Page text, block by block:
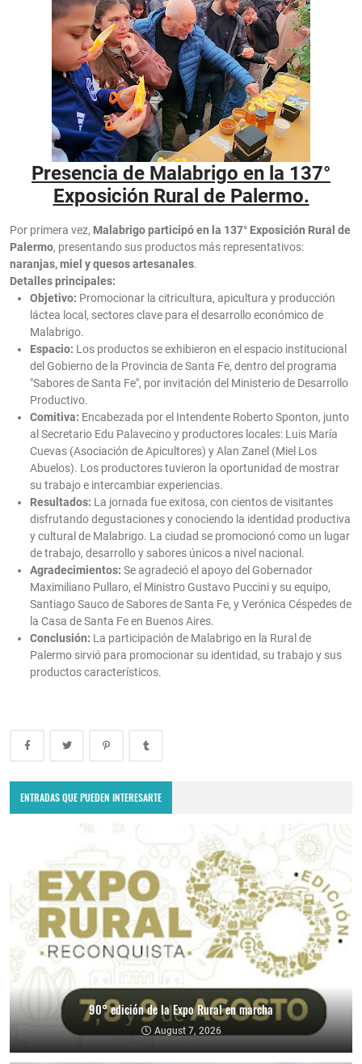
Presencia de Malabrigo en la 137°
Exposición Rural de Palermo.
Por primera vez, Malabrigo participó en la 137° Exposición Rural de
Palermo, presentando sus productos más representativos:
naranjas, miel y quesos artesanales.
Detalles principales:
Objetivo: Promocionar la citricultura, apicultura y producción
láctea local, sectores clave para el desarrollo económico de
Malabrigo.
Espacio: Los productos se exhibieron en el espacio institucional
del Gobierno de la Provincia de Santa Fe, dentro del programa
"Sabores de Santa Fe", por invitación del Ministerio de Desarrollo
Productivo.
Comitiva: Encabezada por el Intendente Roberto Sponton, junto
al Secretario Edu Palavecino y productores locales: Luis María
Cuevas (Asociación de Apicultores) y Alan Zanel (Miel Los
Abuelos). Los productores tuvieron la oportunidad de mostrar
su trabajo e intercambiar experiencias.
Resultados: La jornada fue exitosa, con cientos de visitantes
disfrutando degustaciones y conociendo la identidad productiva
y cultural de Malabrigo. La ciudad se promocionó como un lugar
de trabajo, desarrollo y sabores únicos a nivel nacional.
Agradecimientos: Se agradeció el apoyo del Gobernador
Maximiliano Pullaro, el Ministro Gustavo Puccini y su equipo,
Santiago Sauco de Sabores de Santa Fe, y Verónica Céspedes de
la Casa de Santa Fe en Buenos Aires.
Conclusión: La participación de Malabrigo en la Rural de
Palermo sirvió para promocionar su identidad, su trabajo y sus
productos característicos.
ENTRADAS QUE PUEDEN INTERESARTE
90° edición de la Expo Rural en marcha
August 7, 2026